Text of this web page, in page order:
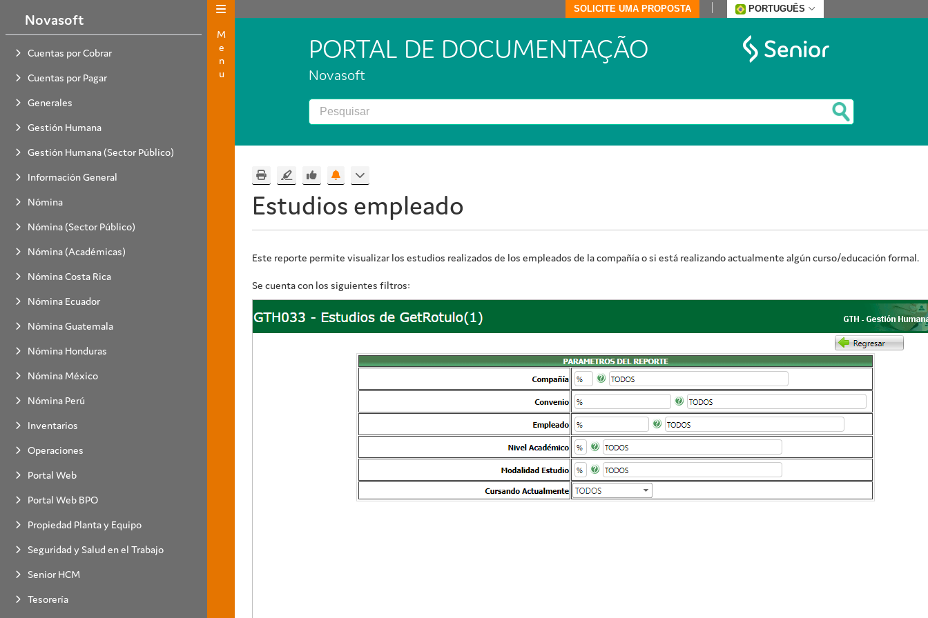
Novasoft
Cuentas por Cobrar
Cuentas por Pagar
Generales
Gestión Humana
Gestión Humana (Sector Público)
Información General
Nómina
Nómina (Sector Público)
Nómina (Académicas)
Nómina Costa Rica
Nómina Ecuador
Nómina Guatemala
Nómina Honduras
Nómina México
Nómina Perú
Inventarios
Operaciones
Portal Web
Portal Web BPO
Propiedad Planta y Equipo
Seguridad y Salud en el Trabajo
Senior HCM
Tesorería
Menu
SOLICITE UMA PROPOSTA PORTUGUÊS
PORTAL DE DOCUMENTAÇÃO
Novasoft
Estudios empleado
Este reporte permite visualizar los estudios realizados de los empleados de la compañía o si está realizando actualmente algún curso/educación formal.
Se cuenta con los siguientes filtros: